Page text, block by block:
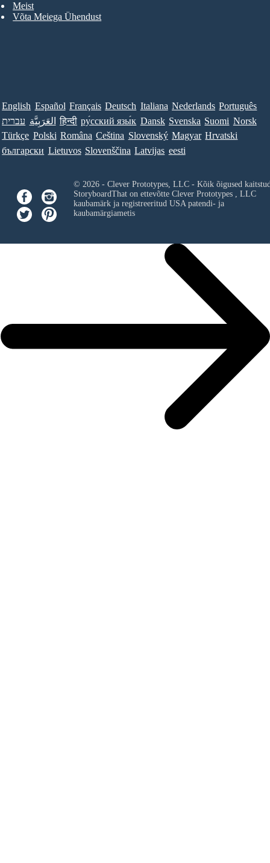
Meist
Võta Meiega Ühendust
English Español Français Deutsch Italiana Nederlands Português
עברית العَرَبِيَّة हिन्दी ру́сский язы́к Dansk Svenska Suomi Norsk
Türkçe Polski Româna Ceština Slovenský Magyar Hrvatski
български Lietuvos Slovenščina Latvijas eesti
© 2026 - Clever Prototypes, LLC - Kõik õigused
StoryboardThat on ettevõtte Clever Prototypes , LLC
kaubamärk ja registreeritud USA patendi- ja
kaubamärgiametis